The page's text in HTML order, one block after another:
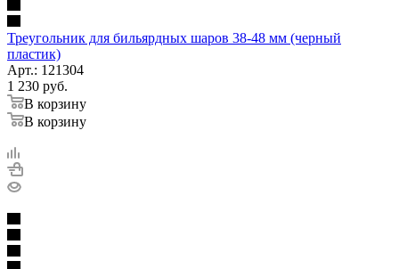
Треугольник для бильярдных шаров 38-48 мм (черный
пластик)
Арт.: 121304
1 230 руб.
В корзину
В корзину